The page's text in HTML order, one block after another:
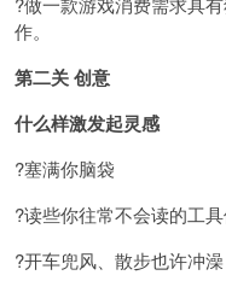
作。
第二关 创意
什么样激发起灵感
?塞满你脑袋
?读些你往常不会读的工
?开车兜风、散步也许冲澡